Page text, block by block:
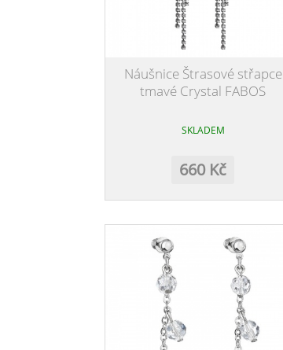
Náušnice Štrasové střapce
tmavé Crystal FABOS
SKLADEM
660 Kč